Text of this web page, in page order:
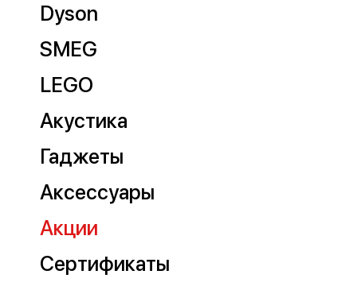
Сертификаты
Акции
Аксессуары
Гаджеты
Акустика
Dyson
LEGO
SMEG